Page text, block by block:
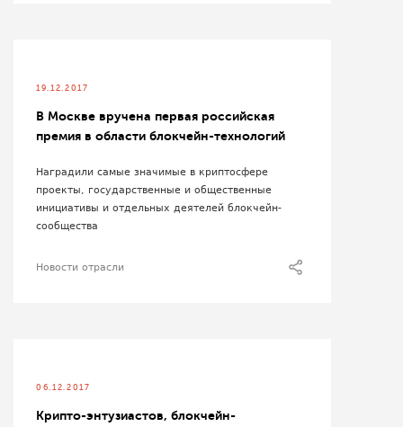
19.12.2017
В Москве вручена первая российская
премия в области блокчейн-технологий
Наградили самые значимые в криптосфере
проекты, государственные и общественные
инициативы и отдельных деятелей блокчейн-
сообщества
Новости отрасли
06.12.2017
Крипто-энтузиастов, блокчейн-